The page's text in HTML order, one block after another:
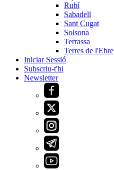
Rubí
Sabadell
Sant Cugat
Solsona
Terrassa
Terres de l'Ebre
Iniciar Sessió
Subscriu-t'hi
Newsletter